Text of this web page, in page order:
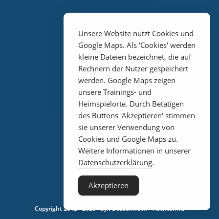
Impressum
Datenschutz
Copyright 2012 - 2026 · DJK Dossenheim - Tischtennis
Unsere Website nutzt Cookies und
Google Maps. Als 'Cookies' werden
kleine Dateien bezeichnet, die auf
Rechnern der Nutzer gespeichert
werden. Google Maps zeigen
unsere Trainings- und
Heimspielorte. Durch Betätigen
des Buttons 'Akzeptieren' stimmen
sie unserer Verwendung von
Cookies und Google Maps zu.
Weitere Informationen in unserer
Datenschutzerklärung.
Akzeptieren